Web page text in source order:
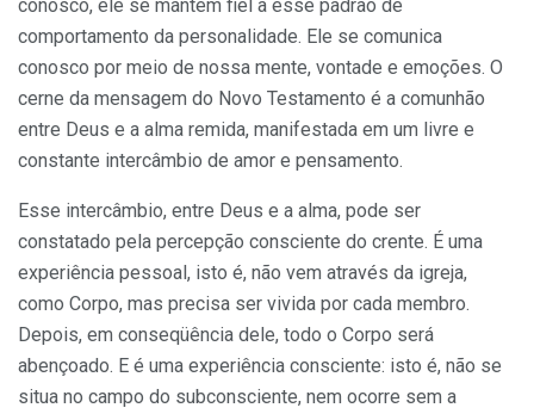
conosco, ele se mantém fiel a esse padrão de
comportamento da personalidade. Ele se comunica
conosco por meio de nossa mente, vontade e emoções. O
cerne da mensagem do Novo Testamento é a comunhão
entre Deus e a alma remida, manifestada em um livre e
constante intercâmbio de amor e pensamento.
Esse intercâmbio, entre Deus e a alma, pode ser
constatado pela percepção consciente do crente. É uma
experiência pessoal, isto é, não vem através da igreja,
como Corpo, mas precisa ser vivida por cada membro.
Depois, em conseqüência dele, todo o Corpo será
abençoado. E é uma experiência consciente: isto é, não se
situa no campo do subconsciente, nem ocorre sem a